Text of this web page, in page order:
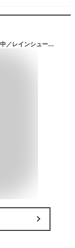
＼楽天スーパーセール限定20％OFFクーポン配布中／レインシューズ メンズ レインブーツ ショート防水 晴雨兼用 超軽量 滑りにくい 疲れない スニーカー おしゃれ 防滑 靴 通勤 軽い ローカット アウトドア 登山 キャンプ 長靴 雨靴 カジュアルビジネ PANTO-RIO RIA 靴 春 夏